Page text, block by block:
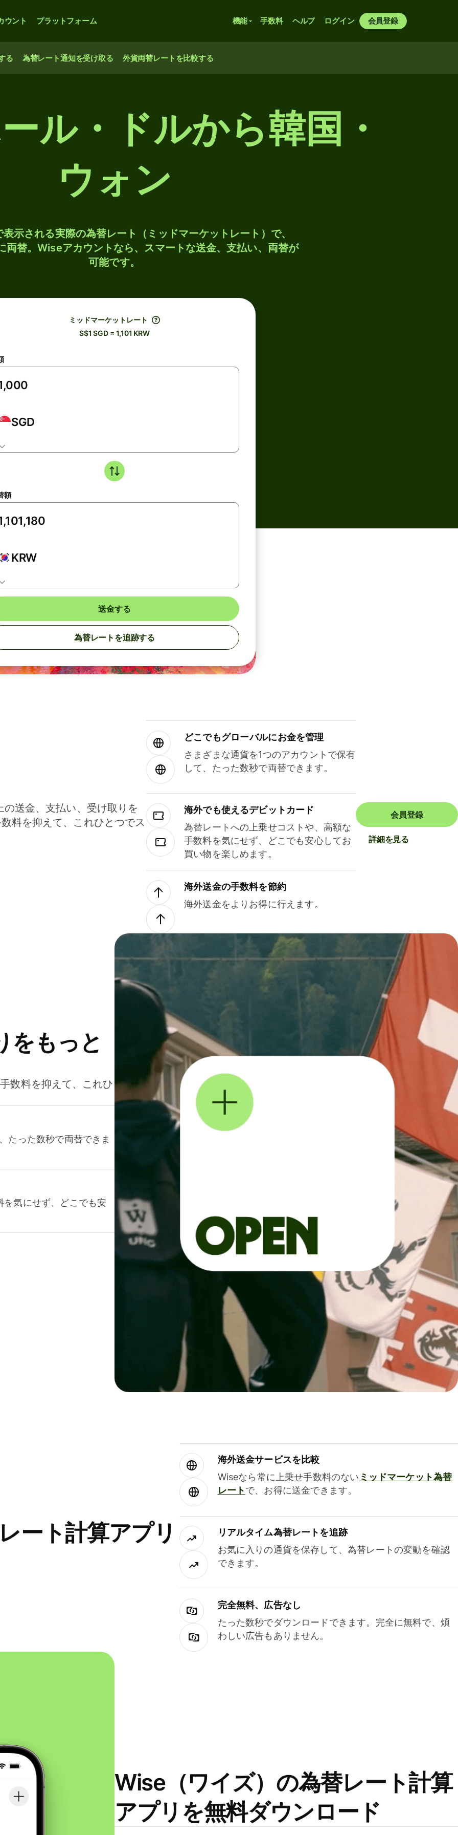
ウント プラットフォーム 機能 手数料 ヘルプ ログイン 会員登録
る 為替レート通知を受け取る 外貨両替レートを比較する
ル・ドルから韓国・
ウォン
示される実際の為替レート（ミッドマーケットレート）で、
両替。Wiseアカウントなら、スマートな送金、支払い、両替が
可能です。
ミッドマーケットレート
S$1 SGD = 1,101 KRW
SGD
額
KRW
送金する
為替レートを追跡する
送金、支払い、受け取りを
料を抑えて、これひとつでス
どこでもグ⁠ロ⁠ー⁠バ⁠ルにお金を管理
さまざまな通貨を1つのアカウントで保有
して、たった数秒で両替できます。
海外でも使えるデビットカード
為替レートへの上乗せコストや、高額な
手数料を気にせず、どこでも安心してお
買い物を楽しめます。
海外送金の手数料を節約
海外送金をよりお得に行えます。
会員登録
詳細を見る
をもっと
数料を抑えて、これひ
たった数秒で両替できま
気にせず、どこでも安
ート計算アプリ
海外送金サービスを比較
Wiseなら常に上乗せ手数料のない ミッドマーケット為替
レートで、お得に送金できます。
リアルタイム為替レートを追跡
お気に入りの通貨を保存して、為替レートの変動を確認
できます。
完全無料、広告なし
たった数秒でダウンロードできます。完全に無料で、煩
わしい広告もありません。
Wise（ワイズ）の為替レート計算
アプリを無料ダウンロード